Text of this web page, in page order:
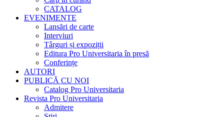
CATALOG
EVENIMENTE
Lansări de carte
Interviuri
Târguri și expoziții
Editura Pro Universitaria în presă
Conferințe
AUTORI
PUBLICĂ CU NOI
Catalog Pro Universitaria
Revista Pro Universitaria
Admitere